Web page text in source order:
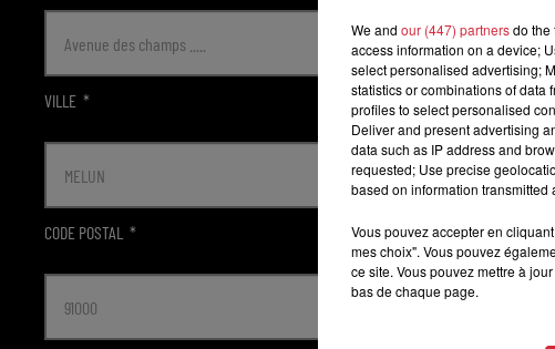
VILLE *
CODE POSTAL *
We and our (447) partnersdo the
access information on a device;
select personalised advertising;
statistics or combinations of data
profiles to select personalised
Deliver and present advertising
data such as IP address and
requested; Use precise
based on information transmitted
Vous pouvez accepter en
mes choix". Vous pouvez
ce site. Vous pouvez mettre à
bas de chaque page.